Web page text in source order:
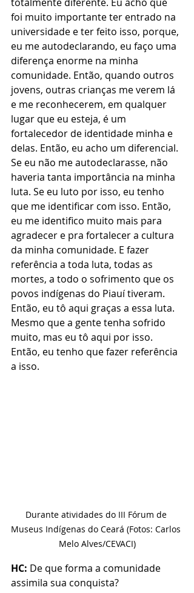
foi muito importante ter entrado na
universidade e ter feito isso, porque,
eu me autodeclarando, eu faço uma
diferença enorme na minha
comunidade. Então, quando outros
jovens, outras crianças me verem lá
e me reconhecerem, em qualquer
lugar que eu esteja, é um
fortalecedor de identidade minha e
delas. Então, eu acho um diferencial.
Se eu não me autodeclarasse, não
haveria tanta importância na minha
luta. Se eu luto por isso, eu tenho
que me identificar com isso. Então,
eu me identifico muito mais para
agradecer e pra fortalecer a cultura
da minha comunidade. E fazer
referência a toda luta, todas as
mortes, a todo o sofrimento que os
povos indígenas do Piauí tiveram.
Então, eu tô aqui graças a essa luta.
Mesmo que a gente tenha sofrido
muito, mas eu tô aqui por isso.
Então, eu tenho que fazer referência
a isso.
Durante atividades do III Fórum de
Museus Indígenas do Ceará (Fotos: Carlos
Melo Alves/CEVACI)
HC: De que forma a comunidade
assimila sua conquista?